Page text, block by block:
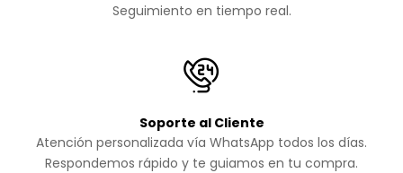
Seguimiento en tiempo real.
Soporte al Cliente
Atención personalizada vía WhatsApp todos los días.
Respondemos rápido y te guiamos en tu compra.